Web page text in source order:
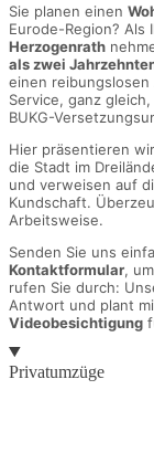
Sie planen einen
Eurode-Region? Als
Herzogenrath
als zwei
einen reibungslosen
Service, ganz
BUKG-
Hier präsentieren
die Stadt im
und verweisen auf
Kundschaft.
Arbeitsweise.
Senden Sie uns
Kontaktformular,
rufen Sie durch:
Antwort und plant
Videobesichtigung
Privatumzüge